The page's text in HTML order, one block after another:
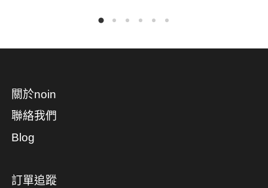
關於noin
聯絡我們
Blog
訂單追蹤